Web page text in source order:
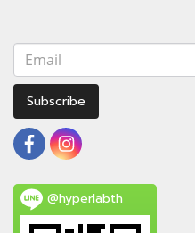
Subscribe
@hyperlabth